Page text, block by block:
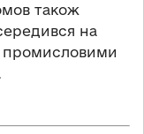
також
на
промисловими